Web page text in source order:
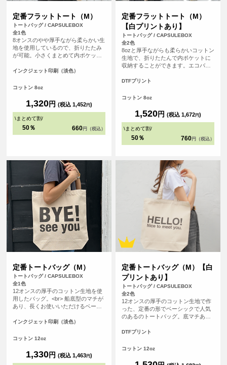
定番フラットトート（M）
トートバッグ / CAPSULEBOX
全1色
8オンスのやや厚手ながら柔らかい生
地を使用しているので、折りたたみ
が可能。小さくまとめて内ポケット
ち手が長く、肩にゆったりとかけて
容量で持ち歩きのしやすいバック
ます。
インクジェット印刷（淡色）
コットン 8oz
1,320円 (税込 1,452円)
\まとめて割/
50％ 660 円（税込）
定番フラットトート（M）
【白プリントあり】
トートバッグ / CAPSULEBOX
全2色
8ozと厚手ながらも柔らかいコットン
生地で、折りたたんで内ポケットに
収納することができます。エコバッ
ち歩きにも便利なトートバッグ、持
らゆったりかけて手を塞がずご使用
DTFプリント
コットン 8oz
1,520円 (税込 1,672円)
\まとめて割/
50％ 760 円（税込）
定番トートバッグ（M）
トートバッグ / CAPSULEBOX
全1色
12オンスの厚手のコットン生地を使
用したバッグ。<br> 船底型のマチが
あり、長くお使いいただけるベーシ
<br> 印刷は白色を印刷しない、フル
囲を印刷いただけるので、ノベルテ
インクジェット印刷（淡色）
コットン 12oz
1,330円 (税込 1,463円)
定番トートバッグ（M）【白
プリントあり】
トートバッグ / CAPSULEBOX
全2色
12オンスの厚手のコットン生地で作
った、定番の形でベーシックで人気
のあるのトートバッグ。底マチあり
バッグです。使用用途も多様なの
ても、販売用としても、オリジナル
DTFプリント
コットン 12oz